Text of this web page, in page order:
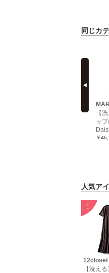
同じカ
【HPS別注】5分袖
【
ッ
￥
人気ア
12closet
【洗え